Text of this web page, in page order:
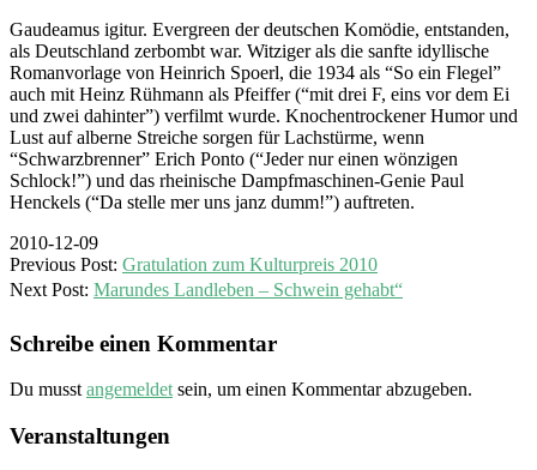
Gaudeamus igitur. Evergreen der deutschen Komödie, entstanden,
als Deutschland zerbombt war. Witziger als die sanfte idyllische
Romanvorlage von Heinrich Spoerl, die 1934 als “So ein Flegel”
auch mit Heinz Rühmann als Pfeiffer (“mit drei F, eins vor dem Ei
und zwei dahinter”) verfilmt wurde. Knochentrockener Humor und
Lust auf alberne Streiche sorgen für Lachstürme, wenn
“Schwarzbrenner” Erich Ponto (“Jeder nur einen wönzigen
Schlock!”) und das rheinische Dampfmaschinen-Genie Paul
Henckels (“Da stelle mer uns janz dumm!”) auftreten.
2010-12-09
Previous Post: Gratulation zum Kulturpreis 2010
Next Post: Marundes Landleben – Schwein gehabt“
Schreibe einen Kommentar
Du musst angemeldet sein, um einen Kommentar abzugeben.
Veranstaltungen